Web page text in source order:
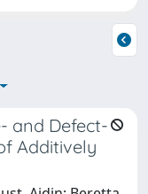
and Defect-
Additively